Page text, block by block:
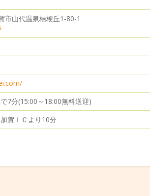
市山代温泉桔梗丘1-80-1
7分(15:00～18:00無料送迎)
賀ＩＣより10分